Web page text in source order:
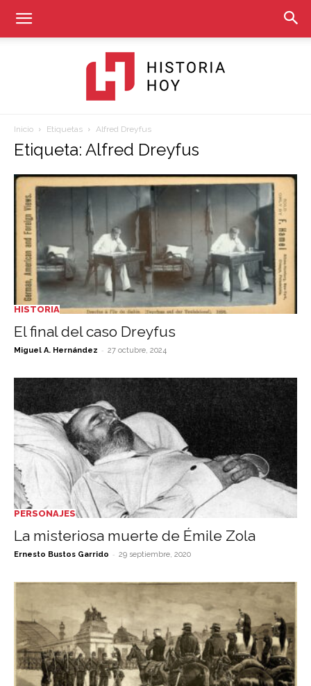
Inicio Etiquetas Alfred Dreyfus
Etiqueta: Alfred Dreyfus
HISTORIA
El final del caso Dreyfus
Miguel A. Hernández - 27 octubre, 2024
PERSONAJES
La misteriosa muerte de Émile Zola
Ernesto Bustos Garrido - 29 septiembre, 2020